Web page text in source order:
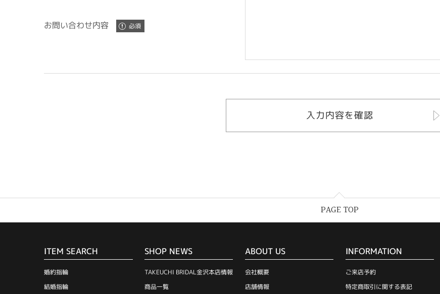
お問い合わせ内容
PAGE TOP
ITEM SEARCH
婚約指輪
結婚指輪
SHOP NEWS
TAKEUCHI BRIDAL金沢本店情報
商品一覧
ABOUT US
会社概要
店舗情報
INFORMATION
ご来店予約
特定商取引に関する表記